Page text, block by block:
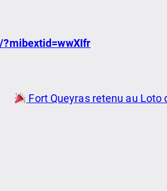
?mibextid=wwXIfr
Fort Queyras retenu au